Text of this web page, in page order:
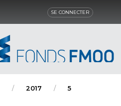
SE CONNECTER
2017
5